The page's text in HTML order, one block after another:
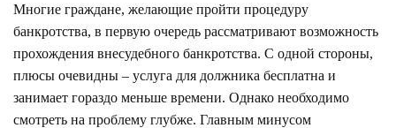
Многие граждане, желающие пройти процедуру
банкротства, в первую очередь рассматривают возможность
прохождения внесудебного банкротства. С одной стороны,
плюсы очевидны – услуга для должника бесплатна и
занимает гораздо меньше времени. Однако необходимо
смотреть на проблему глубже. Главным минусом